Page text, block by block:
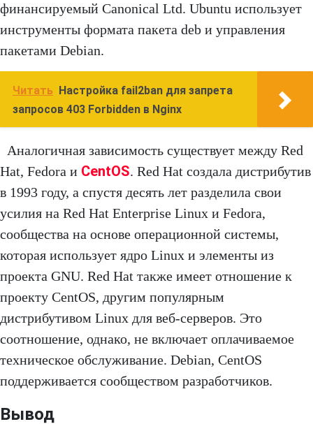
финансируемый Canonical Ltd. Ubuntu использует
инструменты формата пакета deb и управления
пакетами Debian.
Читать
Настройка fail2ban для запрета
запросов 403 Forbidden в Nginx
Аналогичная зависимость существует между Red
Hat, Fedora и CentOS. Red Hat создала дистрибутив
в 1993 году, а спустя десять лет разделила свои
усилия на Red Hat Enterprise Linux и Fedora,
сообщества на основе операционной системы,
которая использует ядро Linux и элементы из
проекта GNU. Red Hat также имеет отношение к
проекту CentOS, другим популярным
дистрибутивом Linux для веб-серверов. Это
соотношение, однако, не включает оплачиваемое
техническое обслуживание. Debian, CentOS
поддерживается сообществом разработчиков.
Вывод